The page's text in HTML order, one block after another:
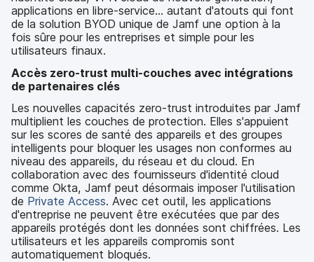
applications en libre-service... autant d'atouts qui font
de la solution BYOD unique de Jamf une option à la
fois sûre pour les entreprises et simple pour les
utilisateurs finaux.
Accès zero-trust multi-couches avec intégrations
de partenaires clés
Les nouvelles capacités zero-trust introduites par Jamf
multiplient les couches de protection. Elles s'appuient
sur les scores de santé des appareils et des groupes
intelligents pour bloquer les usages non conformes au
niveau des appareils, du réseau et du cloud. En
collaboration avec des fournisseurs d'identité cloud
comme Okta, Jamf peut désormais imposer l'utilisation
de Private Access. Avec cet outil, les applications
d'entreprise ne peuvent être exécutées que par des
appareils protégés dont les données sont chiffrées. Les
utilisateurs et les appareils compromis sont
automatiquement bloqués.